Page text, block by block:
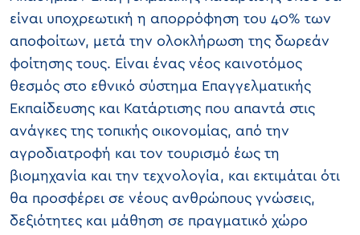
είναι υποχρεωτική η απορρόφηση του 40% των
αποφοίτων, μετά την ολοκλήρωση της δωρεάν
φοίτησης τους. Είναι ένας νέος καινοτόμος
θεσμός στο εθνικό σύστημα Επαγγελματικής
Εκπαίδευσης και Κατάρτισης που απαντά στις
ανάγκες της τοπικής οικονομίας, από την
αγροδιατροφή και τον τουρισμό έως τη
βιομηχανία και την τεχνολογία, και εκτιμάται ότι
θα προσφέρει σε νέους ανθρώπους γνώσεις,
δεξιότητες και μάθηση σε πραγματικό χώρο